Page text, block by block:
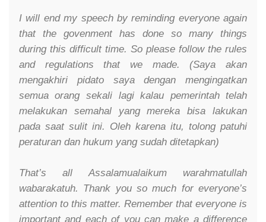
I will end my speech by reminding everyone again
that the govenment has done so many things
during this difficult time. So please follow the rules
and regulations that we made. (Saya akan
mengakhiri pidato saya dengan mengingatkan
semua orang sekali lagi kalau pemerintah telah
melakukan semahal yang mereka bisa lakukan
pada saat sulit ini. Oleh karena itu, tolong patuhi
peraturan dan hukum yang sudah ditetapkan)
That’s all Assalamualaikum warahmatullah
wabarakatuh. Thank you so much for everyone’s
attention to this matter. Remember that everyone is
important and each of you can make a difference